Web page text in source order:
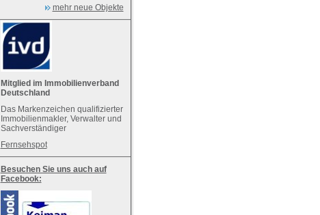
mehr neue Objekte
Mitglied im Immobilienverband
Deutschland
Das Markenzeichen qualifizierter
Immobilienmakler, Verwalter und
Sachverständiger
Fernsehspot
Besuchen Sie uns auch auf
Facebook: